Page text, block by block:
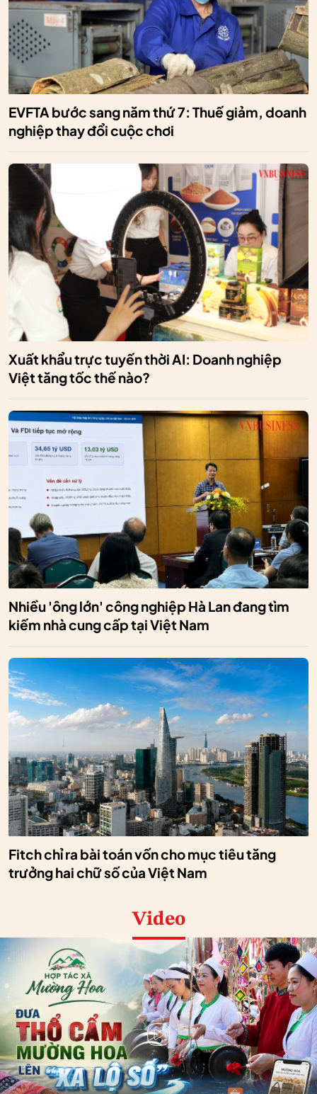
EVFTA bước sang năm thứ 7: Thuế giảm, doanh
nghiệp thay đổi cuộc chơi
Xuất khẩu trực tuyến thời AI: Doanh nghiệp
Việt tăng tốc thế nào?
Nhiều 'ông lớn' công nghiệp Hà Lan đang tìm
kiếm nhà cung cấp tại Việt Nam
Fitch chỉ ra bài toán vốn cho mục tiêu tăng
trưởng hai chữ số của Việt Nam
Video